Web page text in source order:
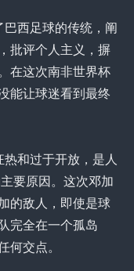
西足球的传统，阐
批评个人主义，摒
在这次南非世界杯
能让球迷看到最终
和过于开放，是人
要原因。这次邓加
的敌人，即使是球
完全在一个孤岛
交点。